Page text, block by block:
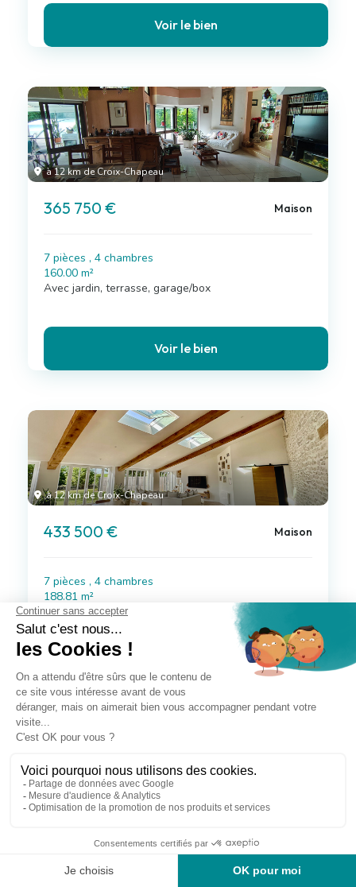
Voir le bien
à 12 km de Croix-Chapeau
365 750 € Maison
7 pièces , 4 chambres
160.00 m²
Avec jardin, terrasse, garage/box
Voir le bien
à 12 km de Croix-Chapeau
433 500 € Maison
7 pièces , 4 chambres
188.81 m²
Avec jardin, terrasse, garage/box
Voir le bien
Maison